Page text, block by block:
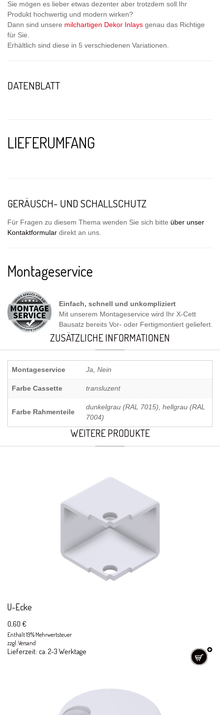
Sie mögen es lieber etwas dezenter aber trotzdem soll Ihr
Produkt hochwertig und modern wirken?
Dann sind unsere milchartigen Dekor Inlays genau das Richtige
für Sie.
Erhältlich sind diese in 5 verschiedenen Variationen.
DATENBLATT
LIEFERUMFANG
GERÄUSCH- UND SCHALLSCHUTZ
Für Fragen zu diesem Thema wenden Sie sich bitte über unser
Kontaktformular direkt an uns.
Montageservice
Einfach, schnell und unkompliziert
Mit unserem Montageservice wird Ihr X-Cett
Bausatz bereits Vor- oder Fertigmontiert geliefert.
ZUSÄTZLICHE INFORMATIONEN
Montageservice Ja, Nein
Farbe Cassette transluzent
Farbe Rahmenteile
dunkelgrau (RAL 7015), hellgrau (RAL
7004)
WEITERE PRODUKTE
U-Ecke
0,60 €
Enthält 19% Mehrwertsteuer
zzgl.Versand
Lieferzeit: ca. 2-3 Werktage